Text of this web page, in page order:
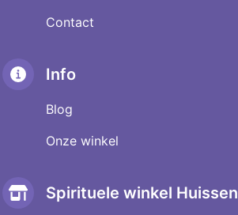
Contact
Info
Blog
Onze winkel
Spirituele winkel Huissen